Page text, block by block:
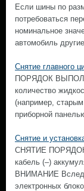
Если шины по
потребоваться
номинальное
автомобиль
Снятие главного
ПОРЯДОК
количество
(например,
приборной
Снятие и
СНЯТИЕ ПОРЯДОК
кабель (–)
ВНИМАНИЕ
электронных